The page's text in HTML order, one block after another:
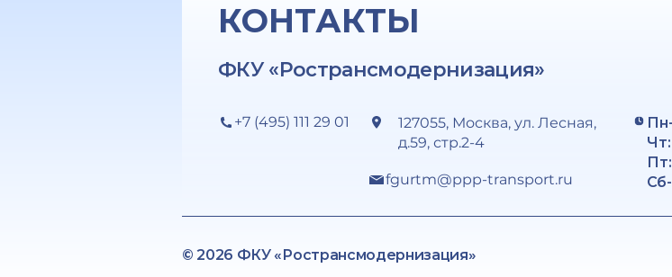
КОНТАКТЫ
ФКУ «Ространсмодернизация»
+7 (495) 111 29 01
127055, Москва, ул. Лесная,
д.59, стр.2-4
fgurtm@ppp-transport.ru
Пн-
Чт:
Пт:
© 2026 ФКУ «Ространсмодернизация»